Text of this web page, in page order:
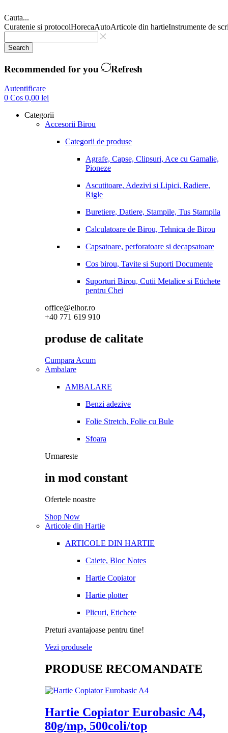
Cauta...
Curatenie si protocolHorecaAutoArticole din hartieInstrumente de
Search
Recommended for you Refresh
Autentificare
0 Cos 0,00 lei
Categorii
Accesorii Birou
Categorii de produse
Agrafe, Capse, Clipsuri, Ace cu Gamalie,
Pioneze
Ascutitoare, Adezivi si Lipici, Radiere,
Rigle
Buretiere, Datiere, Stampile, Tus Stampila
Calculatoare de Birou, Tehnica de Birou
Capsatoare, perforatoare si decapsatoare
Cos birou, Tavite si Suporti Documente
Suporturi Birou, Cutii Metalice si Etichete
pentru Chei
office@elhor.ro
+40 771 619 910
produse de calitate
Cumpara Acum
Ambalare
AMBALARE
Benzi adezive
Folie Stretch, Folie cu Bule
Sfoara
Urmareste
in mod constant
Ofertele noastre
Shop Now
Articole din Hartie
ARTICOLE DIN HARTIE
Caiete, Bloc Notes
Hartie Copiator
Hartie plotter
Plicuri, Etichete
Preturi avantajoase pentru tine!
Vezi produsele
PRODUSE RECOMANDATE
Hartie Copiator Eurobasic A4,
80g/mp, 500coli/top